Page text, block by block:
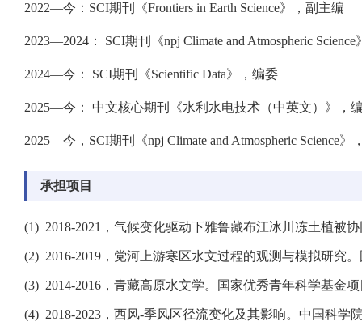
2022—今：SCI期刊《Frontiers in Earth Science》，副主编
2023—2024： SCI期刊《npj Climate and Atmospheric Science
2024—今： SCI期刊《Scientific Data》，编委
2025—今： 中文核心期刊《水利水电技术（中英文）》，
2025—今，SCI期刊《npj Climate and Atmospheric Science》
承担项目
(1) 2018-2021，气候变化驱动下雅鲁藏布江冰川冻土植被
(2) 2016-2019，党河上游寒区水文过程的观测与模拟研究
(3) 2014-2016，青藏高原水文学。国家优秀青年科学基金
(4) 2018-2023，西风-季风区径流变化及其影响。中国科